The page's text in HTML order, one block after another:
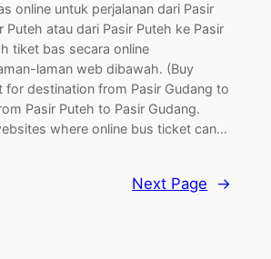
online untuk perjalanan dari Pasir
Puteh atau dari Pasir Puteh ke Pasir
tiket bas secara online
laman web dibawah. (Buy
for destination from Pasir Gudang to
Pasir Puteh to Pasir Gudang.
where online bus ticket can…
Next Page →